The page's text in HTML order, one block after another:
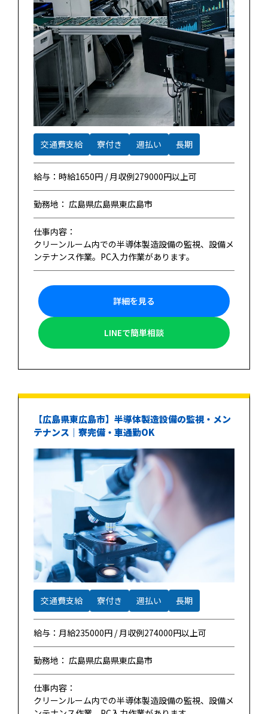
交通費支給 寮付き 週払い 長期
給与：時給1650円 / 月収例279000円以上可
勤務地： 広島県広島県東広島市
仕事内容：
クリーンルーム内での半導体製造設備の監視、設備メ
ンテナンス作業。PC入力作業があります。
詳細を見る
LINEで簡単相談
【広島県東広島市】半導体製造設備の監視・メン
テナンス｜寮完備・車通勤OK
交通費支給 寮付き 週払い 長期
給与：月給235000円 / 月収例274000円以上可
勤務地： 広島県広島県東広島市
仕事内容：
クリーンルーム内での半導体製造設備の監視、設備メ